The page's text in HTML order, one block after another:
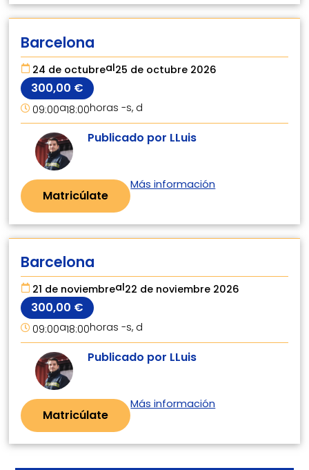
Barcelona
09:00a18:00horas -s, d
24 de octubreal25 de octubre 2026
300,00 €
Publicado por LLuis
Matricúlate
Más información
Barcelona
09:00a18:00horas -s, d
21 de noviembreal22 de noviembre 2026
300,00 €
Publicado por LLuis
Matricúlate
Más información